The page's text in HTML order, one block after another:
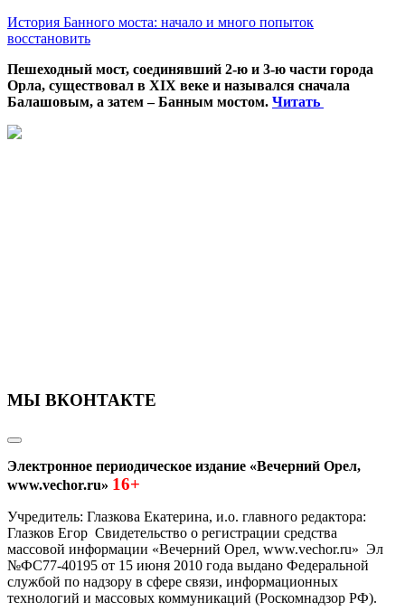
История Банного моста: начало и много попыток
восстановить
Пешеходный мост, соединявший 2-ю и 3-ю части города
Орла, существовал в XIX веке и назывался сначала
Балашовым, а затем – Банным мостом. Читать
МЫ ВКОНТАКТЕ
Электронное периодическое издание «Вечерний Орел,
www.vechor.ru» 16+
Учредитель: Глазкова Екатерина, и.о. главного редактора:
Глазков Егор Свидетельство о регистрации средства
массовой информации «Вечерний Орел, www.vechor.ru» Эл
№ФС77-40195 от 15 июня 2010 года выдано Федеральной
службой по надзору в сфере связи, информационных
технологий и массовых коммуникаций (Роскомнадзор РФ).